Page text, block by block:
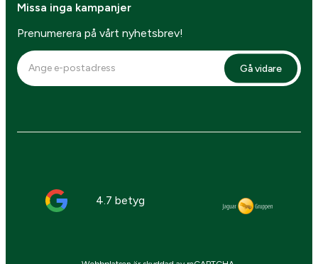
Missa inga kampanjer
Prenumerera på vårt nyhetsbrev!
Gå vidare
4.7 betyg